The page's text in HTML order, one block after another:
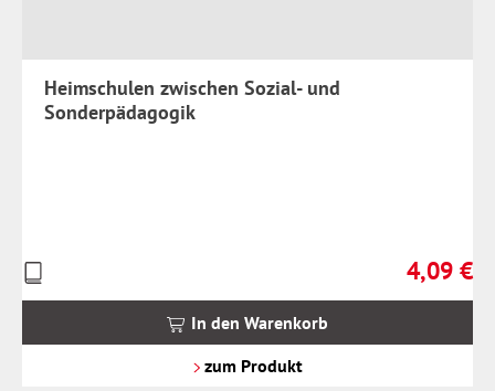
Heimschulen zwischen Sozial- und
Sonderpädagogik
Regulärer
4,09 €
Preise
inkl.
In den Warenkorb
zum Produkt